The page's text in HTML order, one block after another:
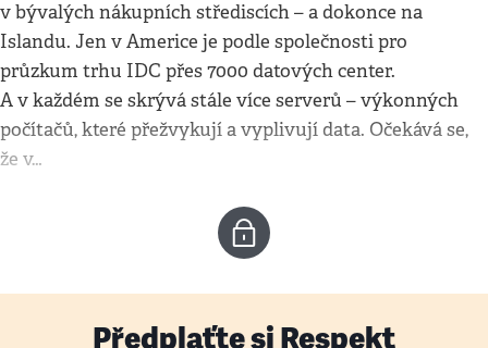
v bývalých nákupních střediscích – a dokonce na
Islandu. Jen v Americe je podle společnosti pro
průzkum trhu IDC přes 7000 datových center.
A v každém se skrývá stále více serverů – výkonných
počítačů, které přežvykují a vyplivují data. Očekává se,
že v…
Předplaťte si Respekt